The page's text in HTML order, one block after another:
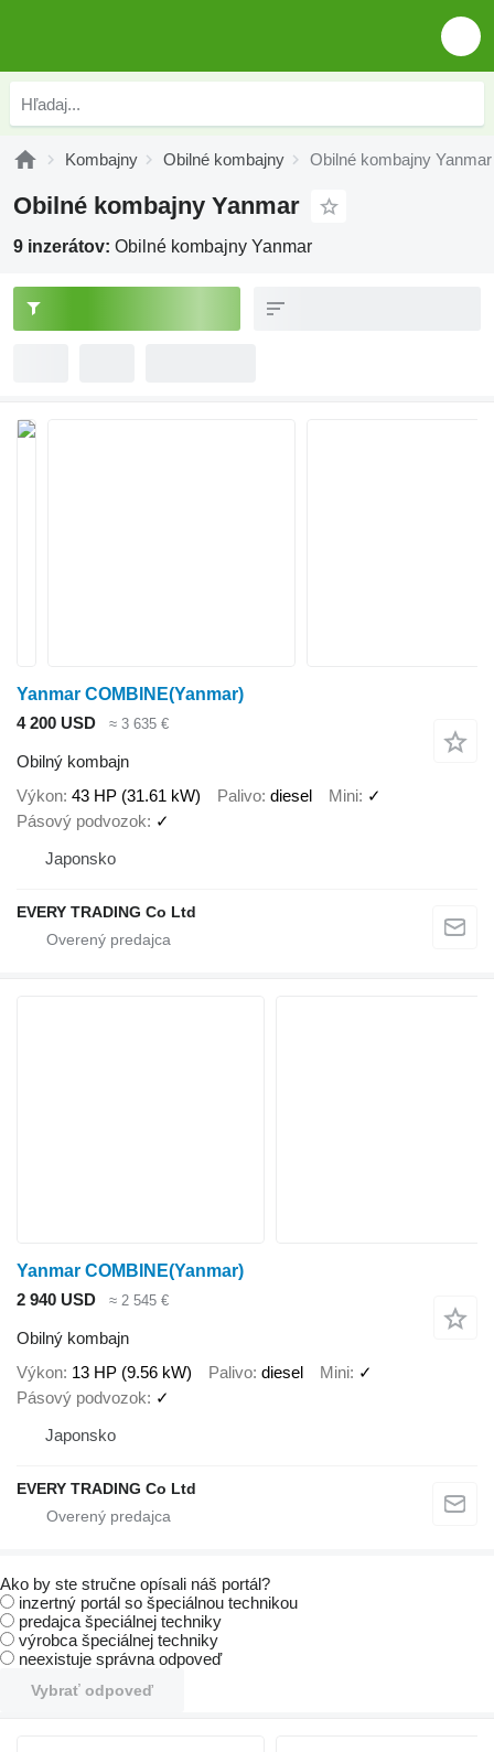
Kombajny Obilné kombajny Obilné kombajny Yanmar
Obilné kombajny Yanmar
9 inzerátov: Obilné kombajny Yanmar
Yanmar COMBINE(Yanmar)
4 200 USD
≈ 3 635 €
Obilný kombajn
Výkon 43 HP (31.61 kW) Palivo diesel Mini ✓
Pásový podvozok
✓
Japonsko
EVERY TRADING Co Ltd
Yanmar COMBINE(Yanmar)
2 940 USD
≈ 2 545 €
Obilný kombajn
Výkon 13 HP (9.56 kW) Palivo diesel Mini ✓
Pásový podvozok
✓
Japonsko
EVERY TRADING Co Ltd
Ako by ste stručne opísali náš portál?
inzertný portál so špeciálnou technikou
predajca špeciálnej techniky
výrobca špeciálnej techniky
neexistuje správna odpoveď
Vybrať odpoveď